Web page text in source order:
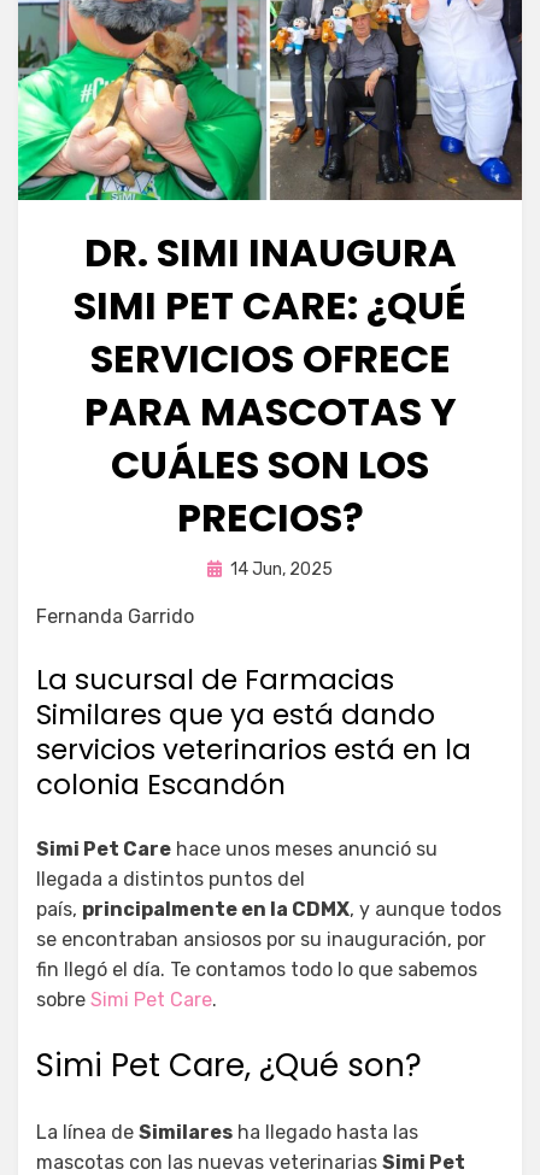
DR. SIMI INAUGURA
SIMI PET CARE: ¿QUÉ
SERVICIOS OFRECE
PARA MASCOTAS Y
CUÁLES SON LOS
PRECIOS?
porFernando Miranda Servín
Publicada
14 Jun, 2025
Fernanda Garrido
La sucursal de Farmacias
Similares que ya está dando
servicios veterinarios está en la
colonia Escandón
Simi Pet Care hace unos meses anunció su
llegada a distintos puntos del
país, principalmente en la CDMX, y aunque todos
se encontraban ansiosos por su inauguración, por
fin llegó el día. Te contamos todo lo que sabemos
sobre Simi Pet Care.
Simi Pet Care, ¿Qué son?
La línea de Similares ha llegado hasta las
mascotas con las nuevas veterinarias Simi Pet